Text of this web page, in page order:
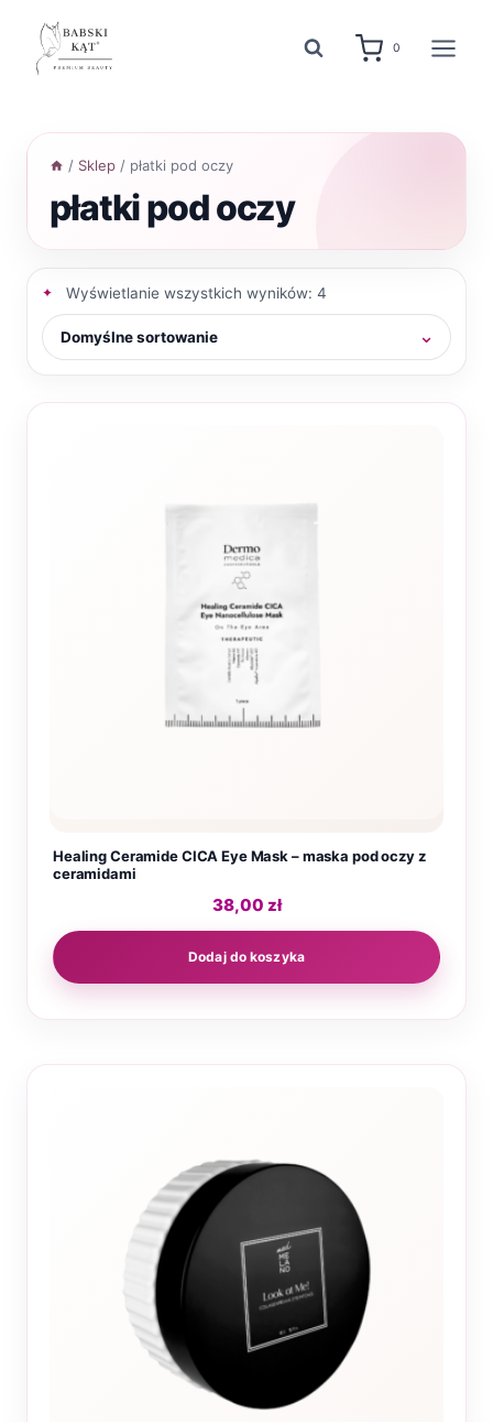
treści
0
/ Sklep / płatki pod oczy
płatki pod oczy
Wyświetlanie wszystkich wyników: 4
Healing Ceramide CICA Eye Mask – maska pod oczy z
ceramidami
38,00 zł
Dodaj do koszyka